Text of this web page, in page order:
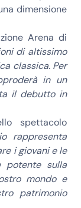
dimensione
Arena di
di altissimo
classica. Per
in un
il debutto in
spettacolo
rappresenta
i giovani e le
potente sulla
mondo e
patrimonio